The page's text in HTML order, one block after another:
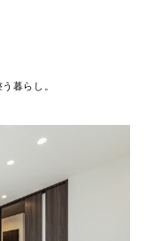
暮らし。